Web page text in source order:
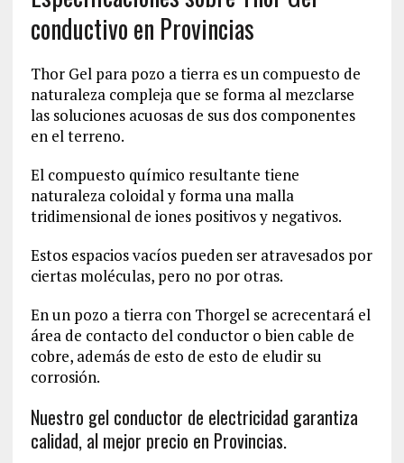
conductivo en Provincias
Thor Gel para pozo a tierra es un compuesto de
naturaleza compleja que se forma al mezclarse
las soluciones acuosas de sus dos componentes
en el terreno.
El compuesto químico resultante tiene
naturaleza coloidal y forma una malla
tridimensional de iones positivos y negativos.
Estos espacios vacíos pueden ser atravesados por
ciertas moléculas, pero no por otras.
En un pozo a tierra con Thorgel se acrecentará el
área de contacto del conductor o bien cable de
cobre, además de esto de esto de eludir su
corrosión.
Nuestro gel conductor de electricidad garantiza
calidad, al mejor precio en Provincias.